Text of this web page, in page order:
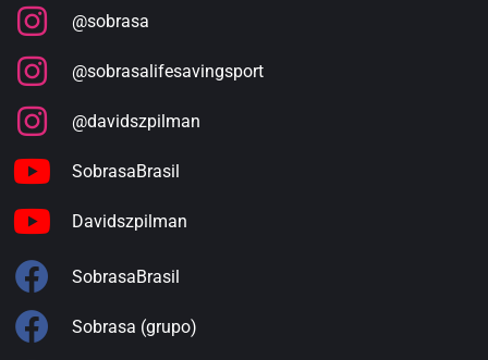
@sobrasa
@sobrasalifesavingsport
@davidszpilman
SobrasaBrasil
Davidszpilman
SobrasaBrasil
Sobrasa (grupo)